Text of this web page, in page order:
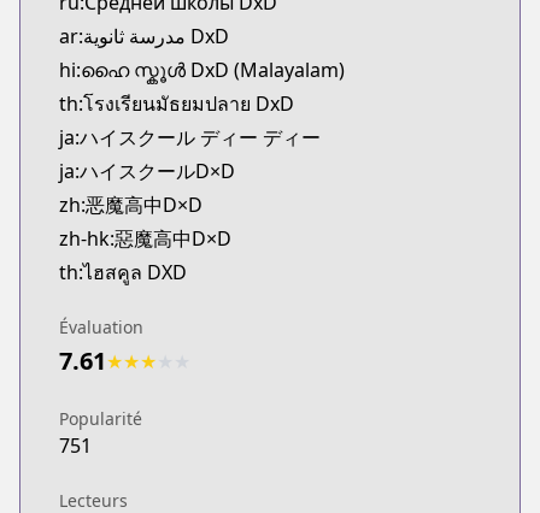
novelUpdates
novelUpdates
https://www.novelupdates.com/series/high-
Book☆Walker
https://bookwalker.jp/series/1362/list
Official English
Official English
https://yenpress.com/high-school-dxd/
ar:مدرسة ثانوية DxD
hi:ഹൈ സ്കൂൾ DxD (Malayalam)
th:โรงเรียนมัธยมปลาย DxD
ja:ハイスクール ディー ディー
ja:ハイスクールD×D
zh:恶魔高中D×D
zh-hk:惡魔高中D×D
th:ไฮสคูล DXD
Évaluation
7.61★★★
Popularité
751
Lecteurs